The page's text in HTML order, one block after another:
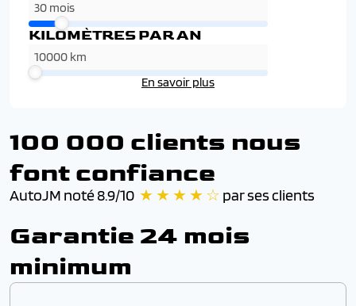
KILOMÈTRES PAR AN
En savoir plus
100 000 clients nous
font confiance
AutoJM noté 8.9/10 ★ ★ ★ ★ ☆ par ses clients
Garantie 24 mois
minimum